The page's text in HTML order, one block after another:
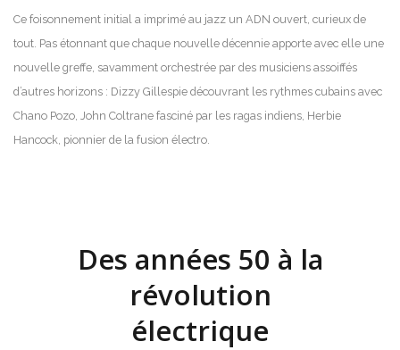
Ce foisonnement initial a imprimé au jazz un ADN ouvert, curieux de
tout. Pas étonnant que chaque nouvelle décennie apporte avec elle une
nouvelle greffe, savamment orchestrée par des musiciens assoiffés
d’autres horizons : Dizzy Gillespie découvrant les rythmes cubains avec
Chano Pozo, John Coltrane fasciné par les ragas indiens, Herbie
Hancock, pionnier de la fusion électro.
Des années 50 à la
révolution
électrique